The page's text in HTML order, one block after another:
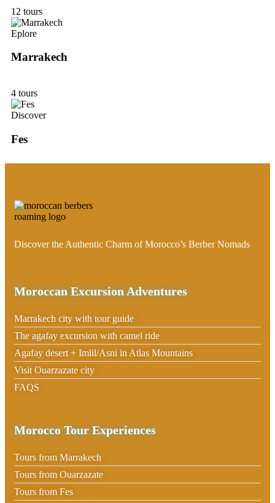
12 tours
Eplore
Marrakech
4 tours
Discover
Fes
Discover the Authentic Charm of Morocco’s Berber Nomads
Moroccan Excursion Adventures
Marrakech city with tour guide
The agafay excursion with camel ride
Agafay desert + Imlil/Asni in Atlas Mountains
Visit Ouarzazate city
FAQS
Morocco Tour Experiences
Tours from Marrakech
Tours from Ouarzazate
Tours from Fes